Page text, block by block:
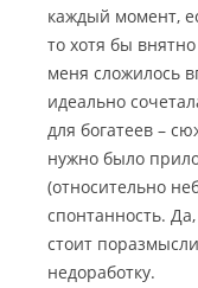
каждый момент,
то хотя бы
меня сложилось
идеально
для богатеев –
нужно было
(относительно
спонтанность.
стоит
недоработку.